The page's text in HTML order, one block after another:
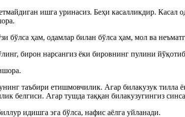
ишга уринасиз. Беҳи касалликдир.
бўлса ҳам, одамлар билан бўлса ҳам, мол ва
бирон нарсангиз ёки бировнинг пулини
таъбири етишмовчилик. Агар билакузук
белгиси. Агар тушда таққан билакузугингиз
идишга эга бўлса, нафис аёлга уйланади.